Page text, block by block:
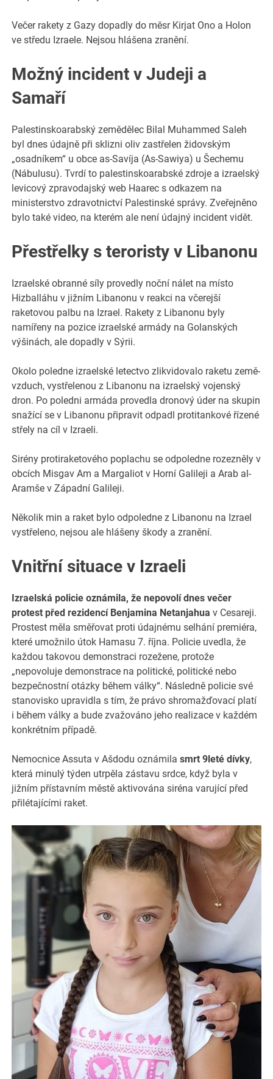
Večer rakety z Gazy dopadly do měsr Kirjat Ono a Holon
ve středu Izraele. Nejsou hlášena zranění.
Možný incident v Judeji a
Samaří
Palestinskoarabský zemědělec Bilal Muhammed Saleh
byl dnes údajně při sklizni oliv zastřelen židovským
„osadníkem“ u obce as-Savíja (As-Sawiya) u Šechemu
(Nábulusu). Tvrdí to palestinskoarabské zdroje a izraelský
levicový zpravodajský web Haarec s odkazem na
ministerstvo zdravotnictví Palestinské správy. Zveřejněno
bylo také video, na kterém ale není údajný incident vidět.
Přestřelky s teroristy v Libanonu
Izraelské obranné síly provedly noční nálet na místo
Hizballáhu v jižním Libanonu v reakci na včerejší
raketovou palbu na Izrael. Rakety z Libanonu byly
namířeny na pozice izraelské armády na Golanských
výšinách, ale dopadly v Sýrii.
Okolo poledne izraelské letectvo zlikvidovalo raketu země-
vzduch, vystřelenou z Libanonu na izraelský vojenský
dron. Po poledni armáda provedla dronový úder na skupin
snažící se v Libanonu připravit odpadl protitankové řízené
střely na cíl v Izraeli.
Sirény protiraketového poplachu se odpoledne rozezněly v
obcích Misgav Am a Margaliot v Horní Galileji a Arab al-
Aramše v Západní Galileji.
Několik min a raket bylo odpoledne z Libanonu na Izrael
vystřeleno, nejsou ale hlášeny škody a zranění.
Vnitřní situace v Izraeli
Izraelská policie oznámila, že nepovolí dnes večer
protest před rezidencí Benjamina Netanjahua v Cesareji.
Prostest měla směřovat proti údajnému selhání premiéra,
které umožnilo útok Hamasu 7. října. Policie uvedla, že
každou takovou demonstraci rozežene, protože
„nepovoluje demonstrace na politické, politické nebo
bezpečnostní otázky během války“. Následně policie své
stanovisko upravidla s tím, že právo shromažďovací platí
i během války a bude zvažováno jeho realizace v každém
konkrétním případě.
Nemocnice Assuta v Ašdodu oznámilasmrt 9leté dívky,
která minulý týden utrpěla zástavu srdce, když byla v
jižním přístavním městě aktivována siréna varující před
přilétajícími raket.